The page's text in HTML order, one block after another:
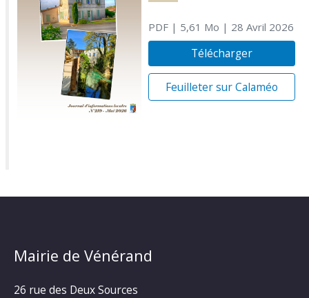
PDF| 5,61 Mo | 28 Avril 2026
Télécharger
Feuilleter sur Calaméo
Mairie de Vénérand
26 rue des Deux Sources